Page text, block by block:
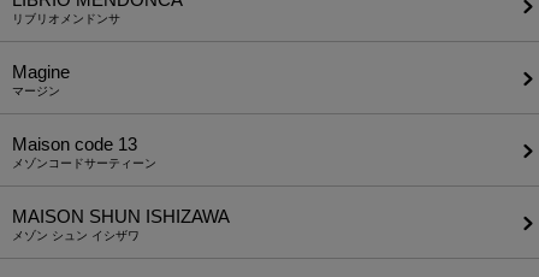
リブリオメンドンサ
Magine
マージン
Maison code 13
メゾンコードサーティーン
MAISON SHUN ISHIZAWA
メゾン シュン イシザワ